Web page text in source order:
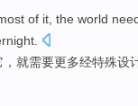
of it , the world
，就需要更多经特殊设